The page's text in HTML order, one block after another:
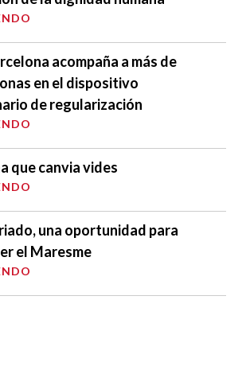
acompaña a más de
en el dispositivo
de regularización
que canvia vides
una oportunidad para
el Maresme